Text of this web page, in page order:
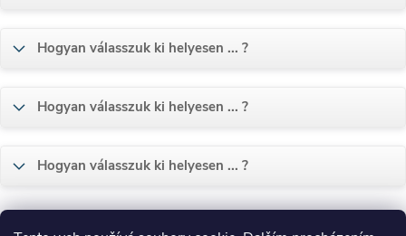
Hogyan válasszuk ki helyesen ... ?
Hogyan válasszuk ki helyesen ... ?
Hogyan válasszuk ki helyesen ... ?